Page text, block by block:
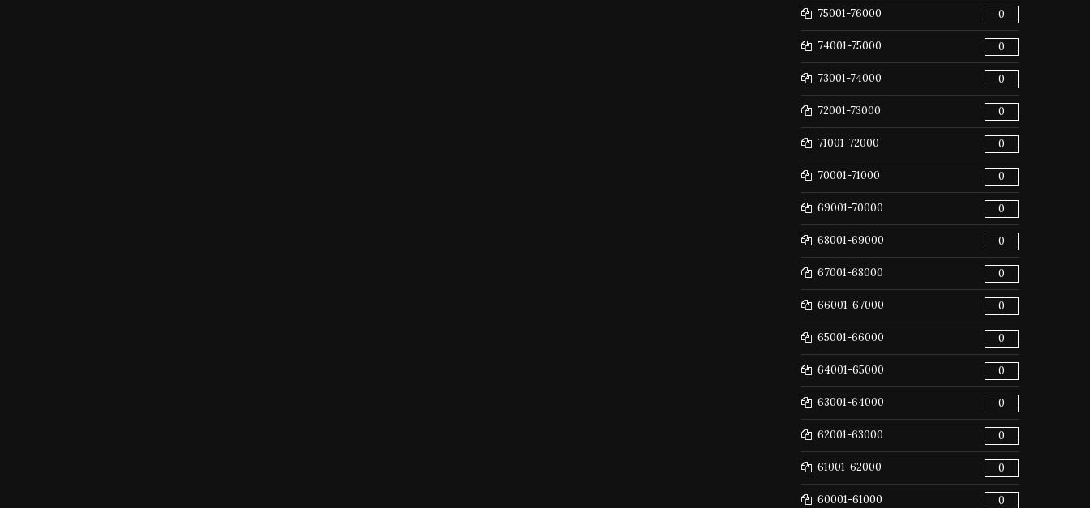
75001-76000 0
74001-75000 0
73001-74000 0
72001-73000 0
71001-72000 0
70001-71000 0
69001-70000 0
68001-69000 0
67001-68000 0
66001-67000 0
65001-66000 0
64001-65000 0
63001-64000 0
62001-63000 0
61001-62000 0
60001-61000 0